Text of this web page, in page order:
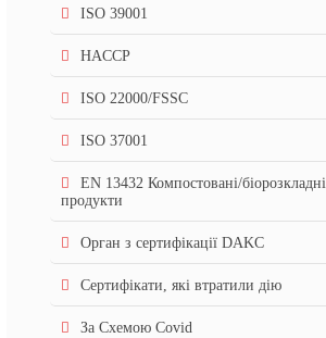
ISO 39001
HACCP
ISO 22000/FSSC
ISO 37001
EN 13432 Компостовані/біорозкладні
продукти
Орган з сертифікації DAKC
Сертифікати, які втратили дію
За Cхемою Covid